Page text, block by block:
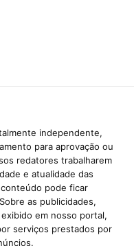
independente,
para aprovação ou
redatores trabalharem
e atualidade das
pode ficar
as publicidades,
em nosso portal,
serviços prestados por